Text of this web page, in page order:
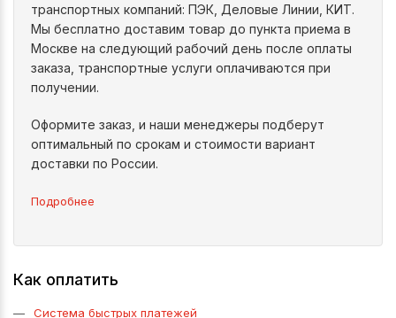
транспортных компаний: ПЭК, Деловые Линии, КИТ.
Мы бесплатно доставим товар до пункта приема в
Москве на следующий рабочий день после оплаты
заказа, транспортные услуги оплачиваются при
получении.
Оформите заказ, и наши менеджеры подберут
оптимальный по срокам и стоимости вариант
доставки по России.
Подробнее
Как оплатить
Система быстрых платежей